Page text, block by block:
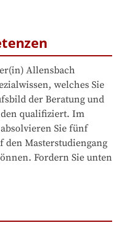
Allensbach
welches Sie
der Beratung und
qualifiziert. Im
Sie fünf
den Masterstudiengang
Fordern Sie unten